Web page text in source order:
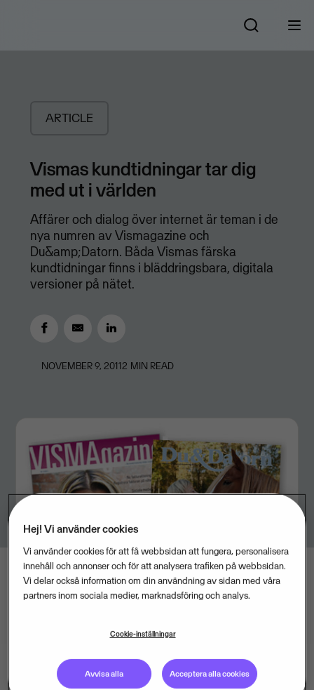
ARTICLE
Vismas kundtidningar tar dig
med ut i världen
Affärer och dialog över internet är teman i de
nya numren av Vismagazine och
Du&amp;Datorn. Båda Vismas färska
kundtidningar finns i bläddringsbara, digitala
versioner på nätet.
NOVEMBER 9, 20112 MIN READ
Hej! Vi använder cookies
Vi använder cookies för att få webbsidan att fungera, personalisera
innehåll och annonser och för att analysera trafiken på webbsidan.
Vi delar också information om din användning av sidan med våra
partners inom sociala medier, marknadsföring och analys.
Cookie-inställningar
Avvisa alla Acceptera alla cookies